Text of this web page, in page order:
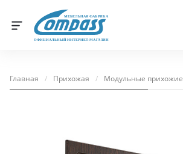
МЕБЕЛЬНАЯ ФАБРИКА
ОФИЦИАЛЬНЫЙ ИНТЕРНЕТ-МАГАЗИН
Главная / Прихожая / Модульные прихожие